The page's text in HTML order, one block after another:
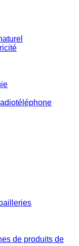
de produits de